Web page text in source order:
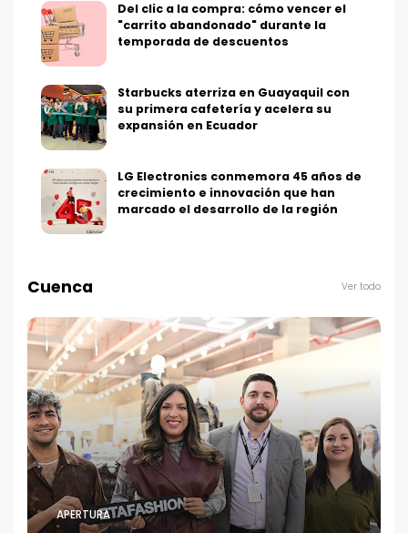
Del clic a la compra: cómo vencer el
"carrito abandonado" durante la
temporada de descuentos
Starbucks aterriza en Guayaquil con
su primera cafetería y acelera su
expansión en Ecuador
LG Electronics conmemora 45 años de
crecimiento e innovación que han
marcado el desarrollo de la región
Cuenca Ver todo
APERTURA